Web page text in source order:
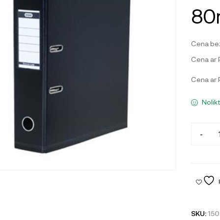
Cena
Cena ar
Cena ar
-
SKU: